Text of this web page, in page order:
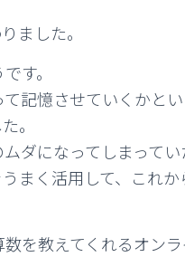
ました。
す。
記憶させていくかと
。
ダになってしまってい
まく活用して、これ
を教えてくれるオン